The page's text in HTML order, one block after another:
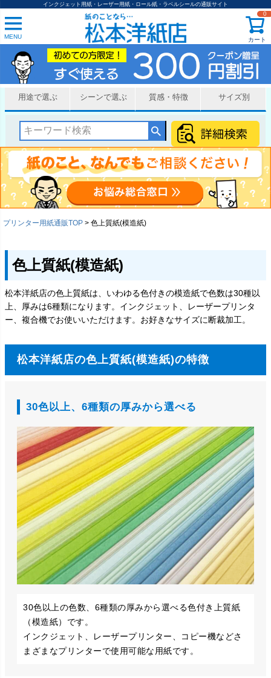
インクジェット用紙・レーザー用紙・ロール紙・ラベルシールの通販サイト
MENU カート
0
用途で選ぶ シーンで選ぶ 質感・特徴 サイズ別
プリンター用紙通販TOP 色上質紙(模造紙)
色上質紙(模造紙)
松本洋紙店の色上質紙は、いわゆる色付きの模造紙で色数は30種以
上、厚みは6種類になります。インクジェット、レーザープリンタ
ー、複合機でお使いいただけます。お好きなサイズに断裁加工。
松本洋紙店の色上質紙(模造紙)の特徴
30色以上、6種類の厚みから選べる
30色以上の色数、6種類の厚みから選べる色付き上質紙
（模造紙）です。
インクジェット、レーザープリンター、コピー機などさ
まざまなプリンターで使用可能な用紙です。